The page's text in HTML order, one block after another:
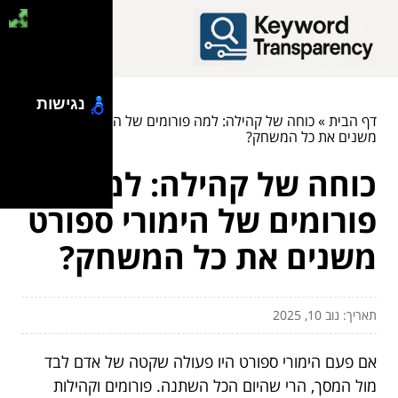
דף הבית»כוחה של קהילה: למה פורומים של הימורי ספורט
משנים את כל המשחק?
כוחה של קהילה: למה
פורומים של הימורי ספורט
משנים את כל המשחק?
תאריך: נוב 10, 2025
אם פעם הימורי ספורט היו פעולה שקטה של אדם לבד
מול המסך, הרי שהיום הכל השתנה. פורומים וקהילות
נגישות